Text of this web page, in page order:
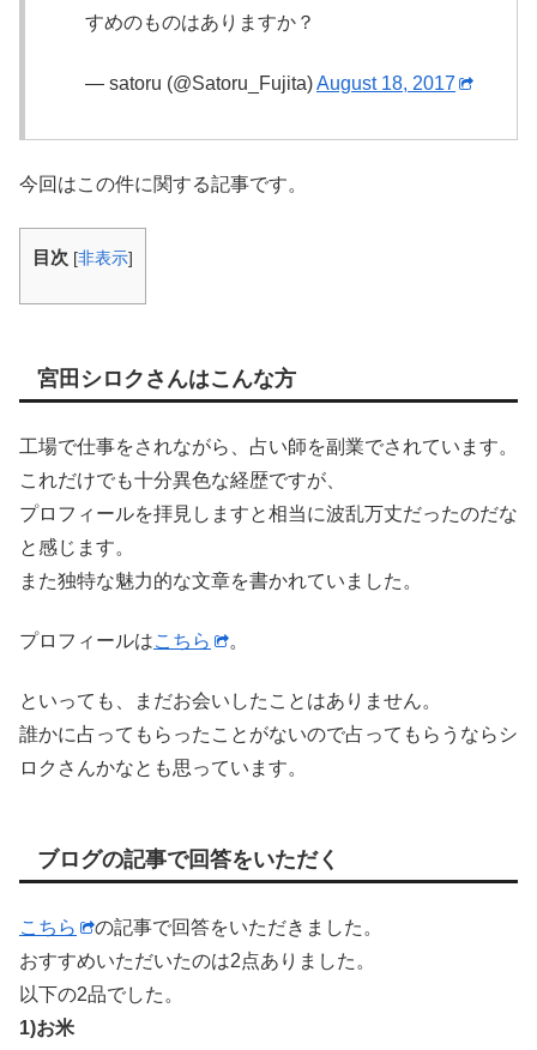
すめのものはありますか？
— satoru (@Satoru_Fujita)August 18, 2017
今回はこの件に関する記事です。
目次 [非表示]
宮田シロクさんはこんな方
工場で仕事をされながら、占い師を副業でされています。
これだけでも十分異色な経歴ですが、
プロフィールを拝見しますと相当に波乱万丈だったのだな
と感じます。
また独特な魅力的な文章を書かれていました。
プロフィールはこちら 。
といっても、まだお会いしたことはありません。
誰かに占ってもらったことがないので占ってもらうならシ
ロクさんかなとも思っています。
ブログの記事で回答をいただく
こちら
の記事で回答をいただきました。
おすすめいただいたのは2点ありました。
以下の2品でした。
1)お米